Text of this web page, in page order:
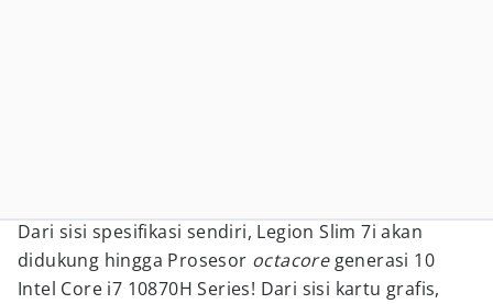
Dari sisi spesifikasi sendiri, Legion Slim 7i akan
didukung hingga Prosesor octacoregenerasi 10
Intel Core i7 10870H Series! Dari sisi kartu grafis,